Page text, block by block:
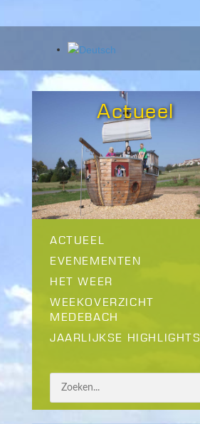
Actueel
ACTUEEL
EVENEMENTEN
HET WEER
WEEKOVERZICHT
MEDEBACH
JAARLIJKSE HIGHLIGHTS